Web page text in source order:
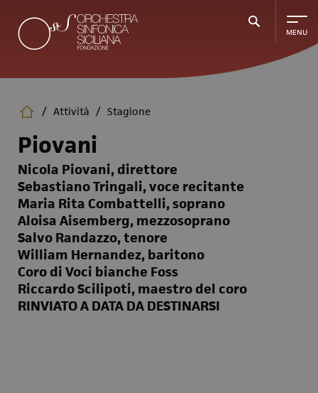
contenuto
principale
/ Attività / Stagione
Piovani
Nicola Piovani, direttore
Sebastiano Tringali, voce recitante
Maria Rita Combattelli, soprano
Aloisa Aisemberg, mezzosoprano
Salvo Randazzo, tenore
William Hernandez, baritono
Coro di Voci bianche Foss
Riccardo Scilipoti, maestro del coro
RINVIATO A DATA DA DESTINARSI